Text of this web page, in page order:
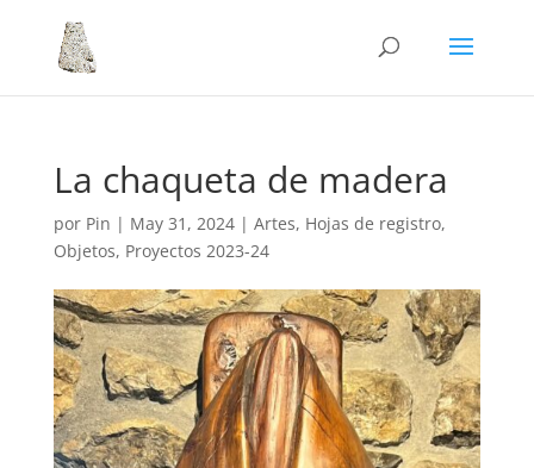
La chaqueta de madera
por Pin | May 31, 2024| Artes, Hojas de registro,
Objetos, Proyectos 2023-24